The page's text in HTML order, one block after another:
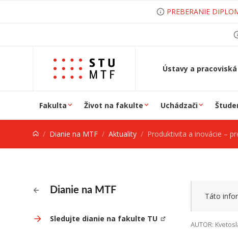
PREBERANIE
Ústavy a pracoviská
Fakulta Život na fakulte Uchádzači
Dianie na MTF Aktuality Produktivita a inovácie –
Dianie na MTF
Sledujte dianie na fakulte TU
Táto
AUTOR: